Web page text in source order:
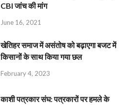
CBI जांच की मांग
June 16, 2021
खेतिहर समाज में असंतोष को बढ़ाएगा बजट में
किसानों के साथ किया गया छल
February 4, 2023
काशी पत्रकार संघ: पत्रकारों पर हमले के